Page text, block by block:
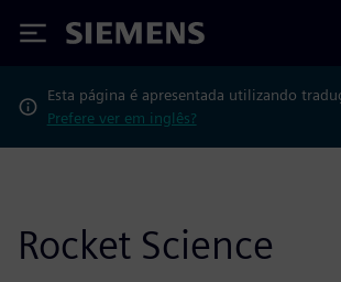
Siemens
Esta página é apresentada utilizando
Prefere ver em inglês?
Rocket Science